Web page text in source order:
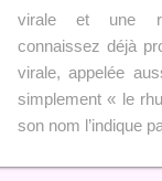
virale et une
connaissez déjà
virale, appelée
simplement « le
son nom l’indique